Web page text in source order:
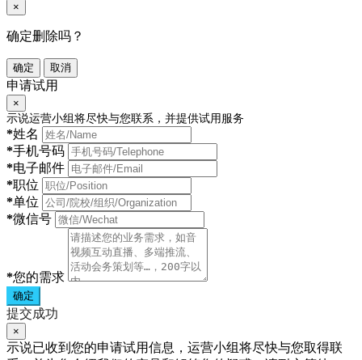
×
确定删除吗？
确定 取消
申请试用
×
示说运营小组将尽快与您联系，并提供试用服务
*姓名
*手机号码
*电子邮件
*职位
*单位
*微信号
*您的需求
确定
提交成功
×
示说已收到您的申请试用信息，运营小组将尽快与您取得联